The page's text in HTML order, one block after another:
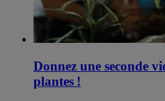
Donnez une seconde
plantes !